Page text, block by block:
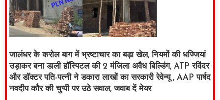
जालंधर के करोल बाग में भ्रष्टाचार का बड़ा खेल, नियमों की धज्जियां
उड़ाकर बना डाली हॉस्पिटल की 2 मंजिला अवैध बिल्डिंग, ATP रविंदर
और डॉक्टर पति-पत्नी ने डकारा लाखों का सरकारी रेवेन्यू , AAP पार्षद
नवदीप कौर की चुप्पी पर उठे सवाल, जवाब दें मेयर